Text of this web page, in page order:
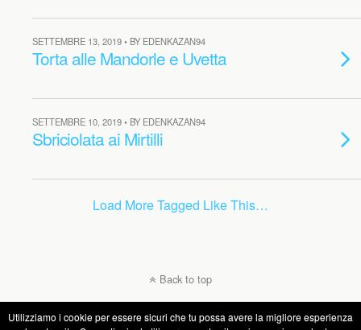
SETTEMBRE 13, 2019 • BY EDENKAZAN94
Torta alle Mandorle e Uvetta
SETTEMBRE 10, 2019 • BY EDENKAZAN94
Sbriciolata ai Mirtilli
Load More Tagged Like This…
Back to top
Mobile Desktop
Utilizziamo i cookie per essere sicuri che tu possa avere la migliore esperienza